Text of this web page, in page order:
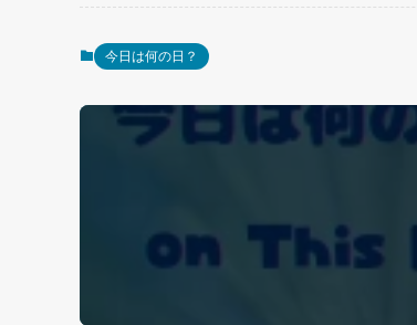
今日は何の日？